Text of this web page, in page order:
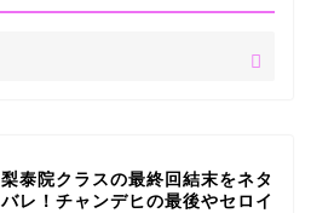
梨泰院クラスの最終回結末をネタ
バレ！チャンデヒの最後やセロイ